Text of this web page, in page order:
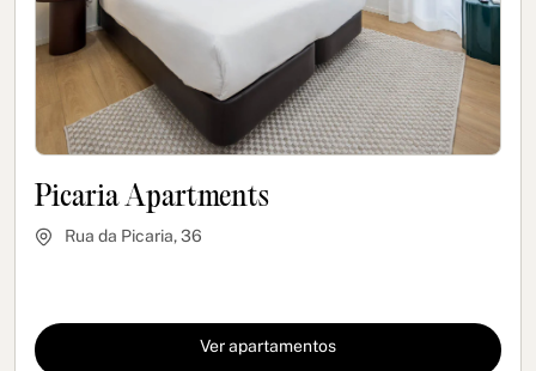
Picaria Apartments
Rua da Picaria, 36
Ver apartamentos